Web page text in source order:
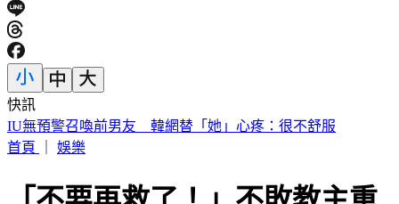
快訊
快訊／財神爺不在家 威力彩頭獎、二獎雙槓龜
首頁
娛樂